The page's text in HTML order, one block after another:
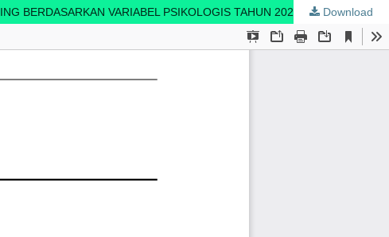
BERDASARKAN VARIABEL PSIKOLOGIS TAHUN 2025 Download